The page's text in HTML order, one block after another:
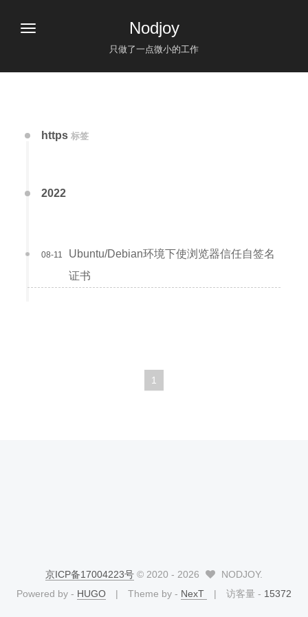
Nodjoy
只做了一点微小的工作
https 标签
2022
Ubuntu/Debian环境下使浏览器信任自签名
证书
08-11
1
京ICP备17004223号 © 2020 - 2026
NODJOY.
Powered by - HUGO Theme by - NexT 访客量 - 15372